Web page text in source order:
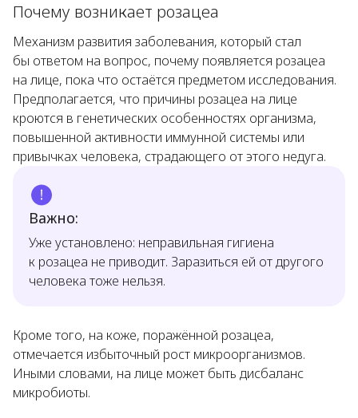
Почему возникает розацеа
Механизм развития заболевания, который стал
бы ответом на вопрос, почему появляется розацеа
на лице, пока что остаётся предметом исследования.
Предполагается, что причины розацеа на лице
кроются в генетических особенностях организма,
повышенной активности иммунной системы или
привычках человека, страдающего от этого недуга.
Важно:
Уже установлено: неправильная гигиена
к розацеа не приводит. Заразиться ей от другого
человека тоже нельзя.
Кроме того, на коже, поражённой розацеа,
отмечается избыточный рост микроорганизмов.
Иными словами, на лице может быть дисбаланс
микробиоты.